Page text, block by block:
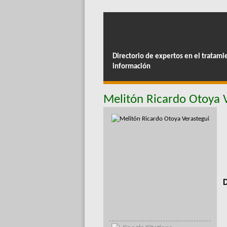
Directorio de expertos en el
información
Melitón Ricardo Otoya